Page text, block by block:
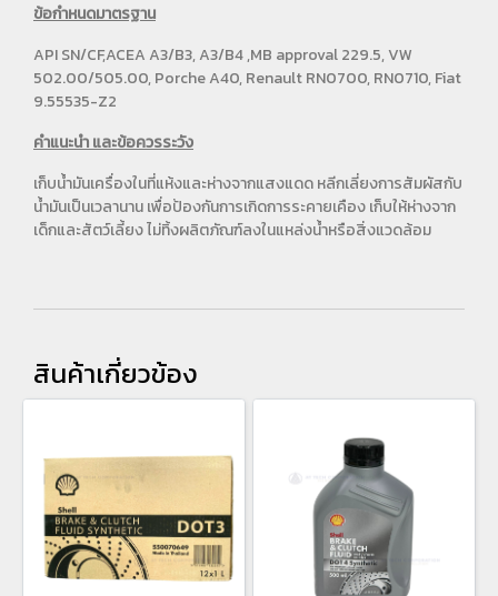
ข้อกำหนดมาตรฐาน
API SN/CF,ACEA A3/B3, A3/B4 ,MB approval 229.5, VW
502.00/505.00, Porche A40, Renault RN0700, RN0710, Fiat
9.55535-Z2
คำแนะนำ และข้อควรระวัง
เก็บน้ำมันเครื่องในที่แห้งและห่างจากแสงแดด หลีกเลี่ยงการสัมผัสกับ
น้ำมันเป็นเวลานาน เพื่อป้องกันการเกิดการระคายเคือง เก็บให้ห่างจาก
เด็กและสัตว์เลี้ยง ไม่ทิ้งผลิตภัณฑ์ลงในแหล่งน้ำหรือสิ่งแวดล้อม
สินค้าเกี่ยวข้อง